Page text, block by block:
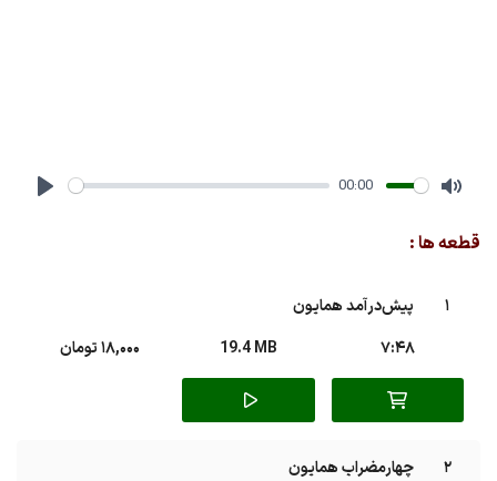
00:00
قطعه ها :
1
پیش‌درآمد همایون
7:48
19.4 MB 18,000 تومان
2
چهارمضراب همایون